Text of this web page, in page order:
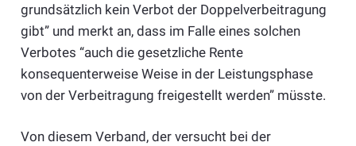
grundsätzlich kein Verbot der Doppelverbeitragung
gibt” und merkt an, dass im Falle eines solchen
Verbotes “auch die gesetzliche Rente
konsequenterweise Weise in der Leistungsphase
von der Verbeitragung freigestellt werden” müsste.
Von diesem Verband, der versucht bei der